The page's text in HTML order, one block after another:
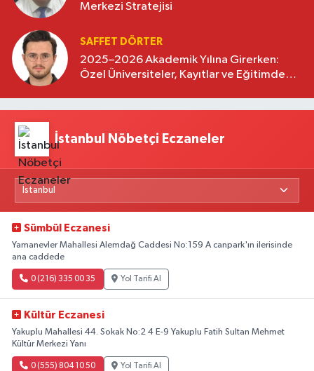
Merkezi Stratejisi
SAFFET DÖRTER
2025–2026 Akademik Yılına Girerken:
Özel Üniversiteler, Kayıtlar ve Eğitimde
İstanbul Nöbetçi Eczaneler
Sümbül Eczanesi
Yamanevler Mahallesi Alemdağ Caddesi No:159 A canpark'ın ilerisinde
ana caddede
0 (216) 335 00 35 Yol Tarifi Al
Kültür Eczanesi
Yakuplu Mahallesi 44. Sokak No:2 4 E-9 Yakuplu Fatih Sultan Mehmet
Kültür Merkezi Yanı
0 (555) 804 10 50 Yol Tarifi Al